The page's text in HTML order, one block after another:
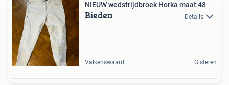
NIEUW wedstrijdbroek Horka maat 48
Bieden Details
Valkenswaard Gisteren